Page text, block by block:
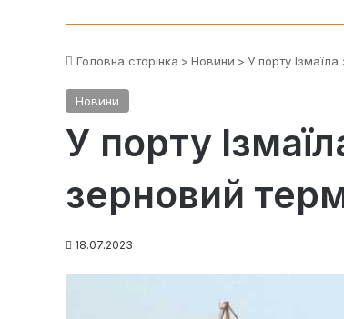
Головна сторінка > Новини > У порту
Новини
У порту
зерновий
18.07.2023